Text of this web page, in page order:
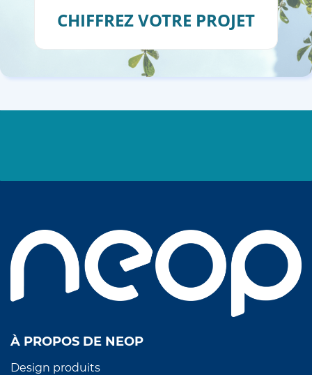
CHIFFREZ VOTRE PROJET
À PROPOS DE NEOP
Design produits